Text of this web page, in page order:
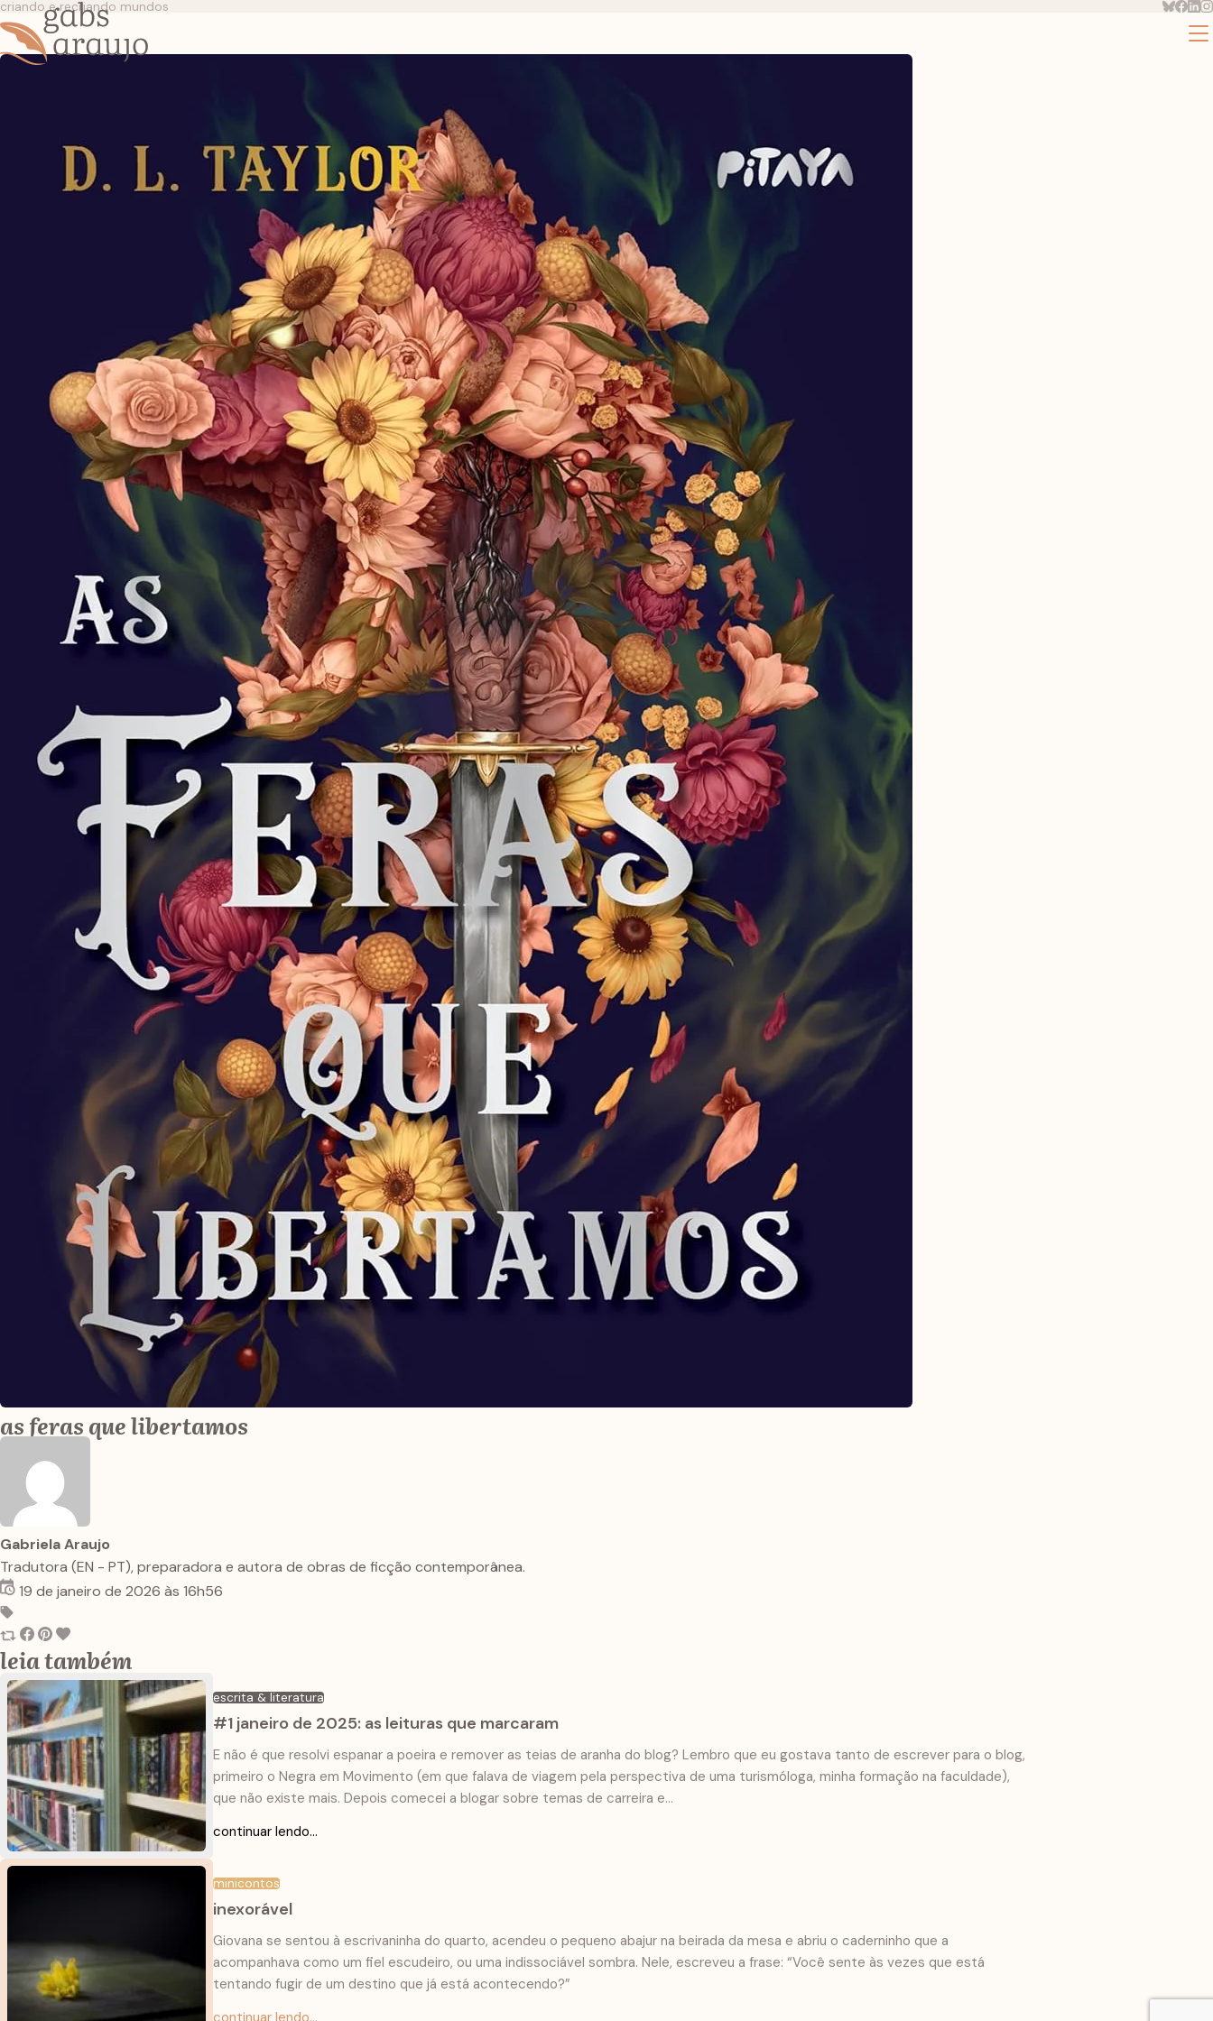
criando e recriando mundos
as feras que libertamos
Gabriela Araujo
Tradutora (EN - PT), preparadora e autora de obras de ficção contemporânea.
19 de janeiro de 2026 às 16h56
leia também
escrita & literatura
#1 janeiro de 2025: as leituras que marcaram
E não é que resolvi espanar a poeira e remover as teias de aranha do blog? Lembro que eu gostava tanto de escrever para o blog,
primeiro o Negra em Movimento (em que falava de viagem pela perspectiva de uma turismóloga, minha formação na faculdade),
que não existe mais. Depois comecei a blogar sobre temas de carreira e…
continuar lendo...
minicontos
inexorável
Giovana se sentou à escrivaninha do quarto, acendeu o pequeno abajur na beirada da mesa e abriu o caderninho que a
acompanhava como um fiel escudeiro, ou uma indissociável sombra. Nele, escreveu a frase: “Você sente às vezes que está
tentando fugir de um destino que já está acontecendo?”
continuar lendo...